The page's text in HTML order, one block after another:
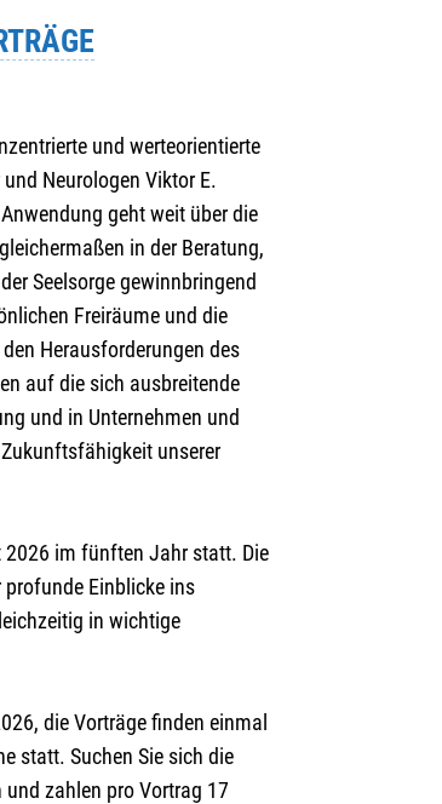
und werteorientierte
Neurologen Viktor E.
geht weit über die
in der Beratung,
Seelsorge gewinnbringend
Freiräume und die
Herausforderungen des
auf die sich ausbreitende
und in Unternehmen und
unserer
2026 im fünften Jahr statt. Die
Einblicke ins
in wichtige
die Vorträge finden einmal
statt. Suchen Sie sich die
zahlen pro Vortrag 17